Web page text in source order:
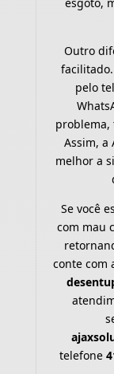
esgoto,
Outro
pelo
problema,
Assim, a
melhor a
Se você
com mau
conte com
telefone